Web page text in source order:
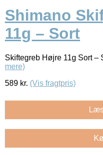
Shimano
11g – Sort
Skiftegreb Højre 11g Sort –
mere)
589 kr. (Vis fragtpris)